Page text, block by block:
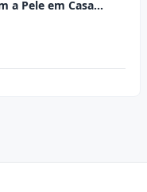
a Pele em Casa…